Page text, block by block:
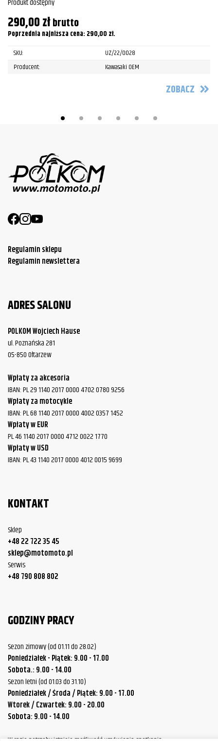
Produkt dostępny
290,00złbrutto
Poprzednia najniższa cena: 290,00 zł.
SKU:
UZ/22/0028
Producent:
Kawasaki OEM
ZOBACZ
Regulamin sklepu
Regulamin newslettera
ADRES SALONU
POLKOM Wojciech Hause
ul. Poznańska 281
05-850 Ołtarzew
Wpłaty za akcesoria
IBAN: PL 29 1140 2017 0000 4702 0780 9256
Wpłaty za motocykle
IBAN: PL 68 1140 2017 0000 4002 0357 1452
Wpłaty w EUR
PL 46 1140 2017 0000 4712 0022 1770
Wpłaty w USD
IBAN: PL 43 1140 2017 0000 4012 0015 9699
KONTAKT
Sklep
+48 22 722 35 45
sklep@motomoto.pl
Serwis
+48 790 808 802
GODZINY PRACY
Sezon zimowy (od 01.11 do 28.02)
Poniedziałek - Piątek: 9.00 - 17.00
Sobota.: 9.00 - 14.00
Sezon letni (od 01.03 do 31.10)
Poniedziałek / Środa / Piątek: 9.00 - 17.00
Wtorek / Czwartek: 9.00 - 20.00
Sobota: 9.00 - 14.00